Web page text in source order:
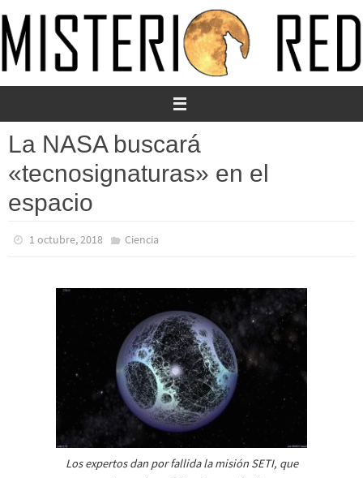
al
contenido
La NASA buscará
«tecnosignaturas» en el
espacio
1 octubre, 2018 Ciencia
Los expertos dan por fallida la misión SETI, que